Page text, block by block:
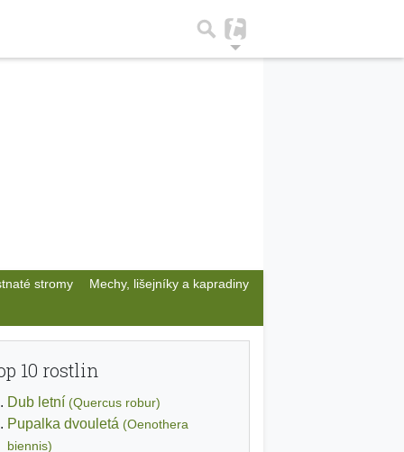
stromy Mechy, lišejníky a kapradiny
10 rostlin
Dub letní (Quercus robur)
Pupalka dvouletá (Oenothera
biennis)